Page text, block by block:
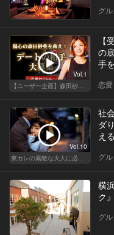
グル
Vol.1
【ユーザー企画】森田紗英と本気デート！
【
の
手
恋愛
Vol.10
東カレの素敵な大人に必要なこと
社
ダ
え
グル
横
ク
グル